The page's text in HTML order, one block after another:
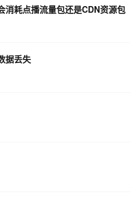
消耗点播流量包还是CDN资源包
据丢失